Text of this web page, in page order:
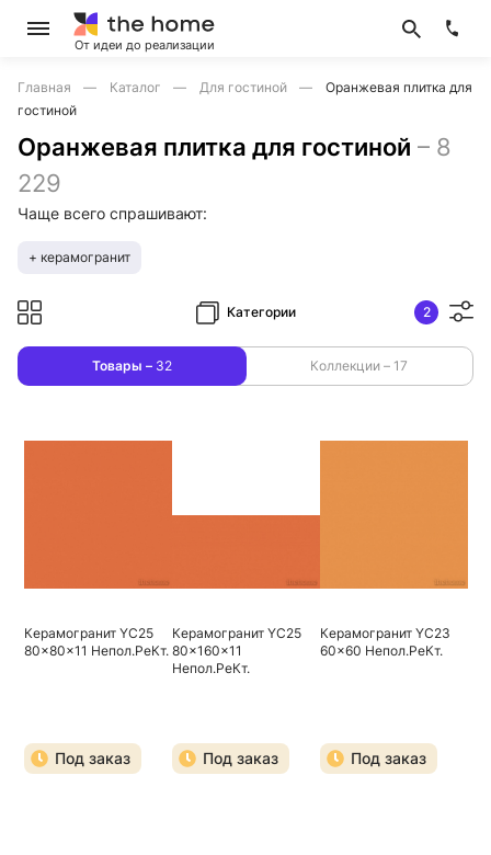
От идеи до реализации
Главная Каталог Для гостиной
Оранжевая плитка для
гостиной
Оранжевая плитка для гостиной – 8
229
Чаще всего спрашивают:
+ керамогранит
Категории 2
Товары – 32 Коллекции – 17
Керамогранит YC25
80x80x11 Непол.РеКт.
Под заказ
Керамогранит YC25
80x160x11
Непол.РеКт.
Под заказ
Керамогранит YC23
60x60 Непол.РеКт.
Под заказ